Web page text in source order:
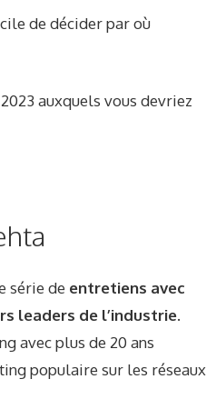
de décider par où
auxquels vous devriez
série de entretiens avec
leaders de l’industrie.
avec plus de 20 ans
populaire sur les réseaux